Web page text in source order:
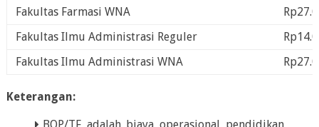
Fakultas Farmasi WNA
Fakultas Ilmu Administrasi Reguler
Fakultas Ilmu Administrasi WNA
Keterangan: